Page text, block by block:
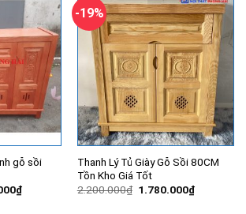
gỗ sồi
₫Giá
hiện
-19%
Thanh Lý Tủ Giày Gỗ Sồi 80CM
Tồn Kho Giá Tốt
2.200.000₫ Giá
1.780.000₫Giá
hiện